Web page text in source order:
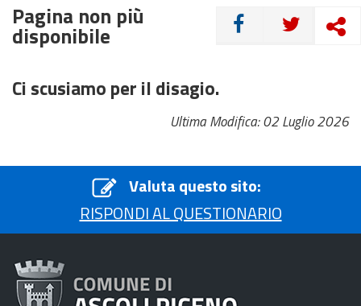
CONDIVIDI
Pagina non più
disponibile
Ci scusiamo per il disagio.
Ultima Modifica: 02 Luglio 2026
Valuta questo sito:
RISPONDI AL QUESTIONARIO